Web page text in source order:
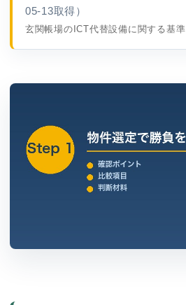
05-13取得）
玄関帳場のICT代替設備に関する基準